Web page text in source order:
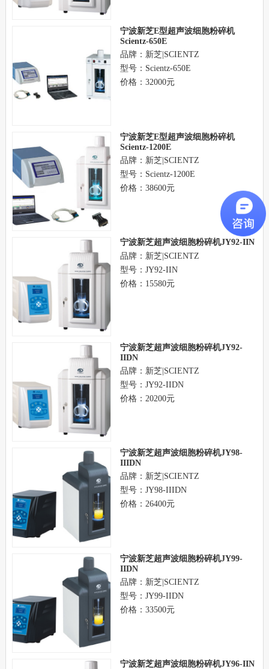
宁波新芝E型超声波细胞粉碎机
Scientz-650E
品牌：新芝|SCIENTZ
型号：Scientz-650E
价格：32000元
宁波新芝E型超声波细胞粉碎机
Scientz-1200E
品牌：新芝|SCIENTZ
型号：Scientz-1200E
价格：38600元
宁波新芝超声波细胞粉碎机JY92-IIN
品牌：新芝|SCIENTZ
型号：JY92-IIN
价格：15580元
宁波新芝超声波细胞粉碎机JY92-
IIDN
品牌：新芝|SCIENTZ
型号：JY92-IIDN
价格：20200元
宁波新芝超声波细胞粉碎机JY98-
IIIDN
品牌：新芝|SCIENTZ
型号：JY98-IIIDN
价格：26400元
宁波新芝超声波细胞粉碎机JY99-
IIDN
品牌：新芝|SCIENTZ
型号：JY99-IIDN
价格：33500元
宁波新芝超声波细胞粉碎机JY96-IIN